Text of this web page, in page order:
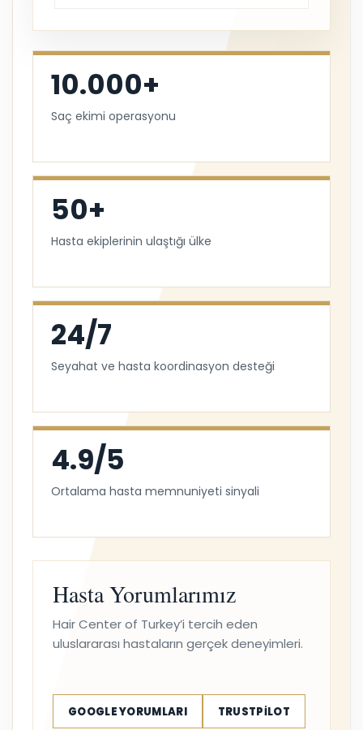
10.000+
Saç ekimi operasyonu
50+
Hasta ekiplerinin ulaştığı ülke
24/7
Seyahat ve hasta koordinasyon desteği
4.9/5
Ortalama hasta memnuniyeti sinyali
Hasta Yorumlarımız
Hair Center of Turkey’i tercih eden
uluslararası hastaların gerçek deneyimleri.
GOOGLE YORUMLARI TRUSTPILOT